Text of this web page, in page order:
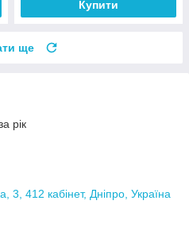
Купити
ще
рік
3, 412 кабінет, Дніпро, Україна